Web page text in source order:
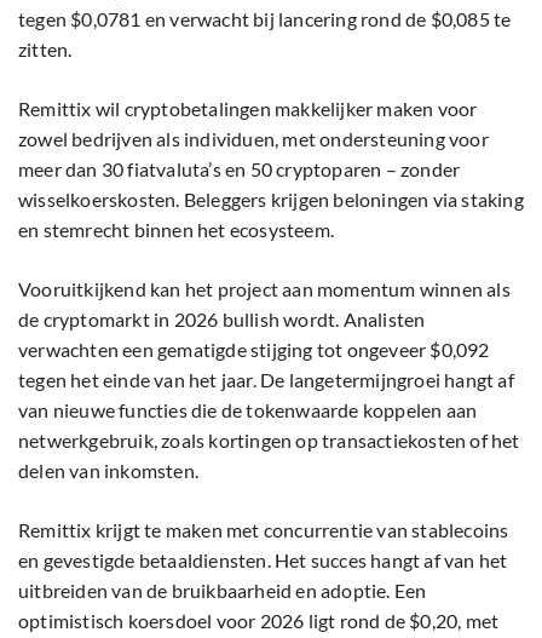
tegen $0,0781 en verwacht bij lancering rond de $0,085 te
zitten.
Remittix wil cryptobetalingen makkelijker maken voor
zowel bedrijven als individuen, met ondersteuning voor
meer dan 30 fiatvaluta’s en 50 cryptoparen – zonder
wisselkoerskosten. Beleggers krijgen beloningen via staking
en stemrecht binnen het ecosysteem.
Vooruitkijkend kan het project aan momentum winnen als
de cryptomarkt in 2026 bullish wordt. Analisten
verwachten een gematigde stijging tot ongeveer $0,092
tegen het einde van het jaar. De langetermijngroei hangt af
van nieuwe functies die de tokenwaarde koppelen aan
netwerkgebruik, zoals kortingen op transactiekosten of het
delen van inkomsten.
Remittix krijgt te maken met concurrentie van stablecoins
en gevestigde betaaldiensten. Het succes hangt af van het
uitbreiden van de bruikbaarheid en adoptie. Een
optimistisch koersdoel voor 2026 ligt rond de $0,20, met